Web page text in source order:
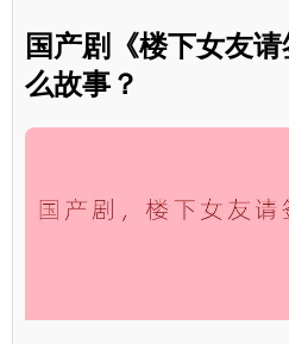
国产剧《楼下女友
么故事？